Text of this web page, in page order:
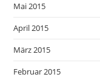
Mai 2015
April 2015
März 2015
Februar 2015